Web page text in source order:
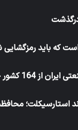
که باید
کشور جهان بیشتر شد
استارسیکلت؛